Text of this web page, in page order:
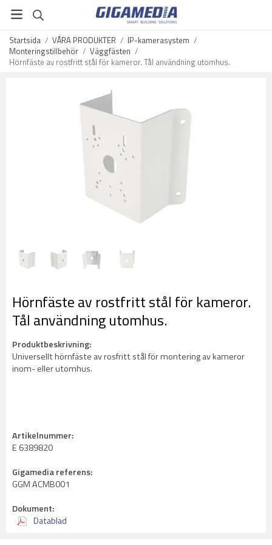
Startsida / VÅRA PRODUKTER / IP-kamerasystem /
Monteringstillbehör / Väggfästen /
Hörnfäste av rostfritt stål för kameror. Tål användning utomhus.
Hörnfäste av rostfritt stål för kameror.
Tål användning utomhus.
Produktbeskrivning:
Universellt hörnfäste av rosfritt stål för montering av kameror
inom- eller utomhus.
Artikelnummer:
E 6389820
Gigamedia referens:
GGM ACMB001
Dokument:
Datablad